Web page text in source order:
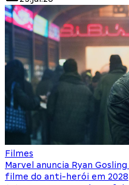
Filmes
Marvel anuncia Ryan
filme do anti-herói em 2028